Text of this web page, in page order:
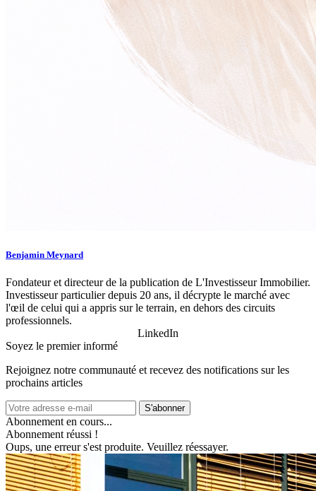
Benjamin Meynard
Fondateur et directeur de la publication de L'Investisseur Immobilier.
Investisseur particulier depuis 20 ans, il décrypte le marché avec
l'œil de celui qui a appris sur le terrain, en dehors des circuits
professionnels.
LinkedIn
Soyez le premier informé
Rejoignez notre communauté et recevez des notifications sur les
prochains articles
S'abonner
Abonnement en cours...
Abonnement réussi !
Oups, une erreur s'est produite. Veuillez réessayer.